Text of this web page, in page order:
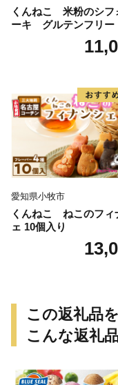
くんねこ 米粉のシフ
ーキ グルテンフリー
愛知県小牧市
くんねこ ねこのフィ
ェ 10個入り
この返礼品
こんな返礼